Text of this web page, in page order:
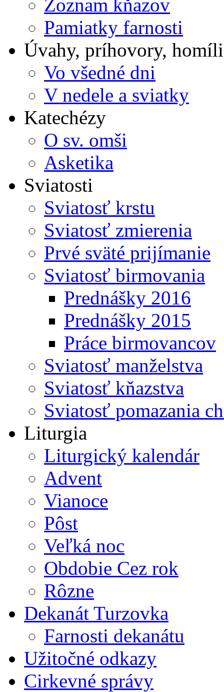
Zoznam kňazov
Pamiatky farnosti
Úvahy, príhovory,
Vo všedné dni
V nedele a sviatky
Katechézy
O sv. omši
Asketika
Sviatosti
Sviatosť krstu
Sviatosť zmierenia
Prvé sväté prijímanie
Sviatosť birmovania
Prednášky 2016
Prednášky 2015
Práce birmovancov
Sviatosť manželstva
Sviatosť kňazstva
Sviatosť pomazania
Liturgia
Liturgický kalendár
Advent
Vianoce
Pôst
Veľká noc
Obdobie Cez rok
Rôzne
Dekanát Turzovka
Farnosti dekanátu
Užitočné odkazy
Cirkevné správy